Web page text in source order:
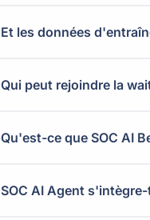
Et les données
Qui peut rejoindre la
Qu'est-ce que SOC AI
SOC AI Agent